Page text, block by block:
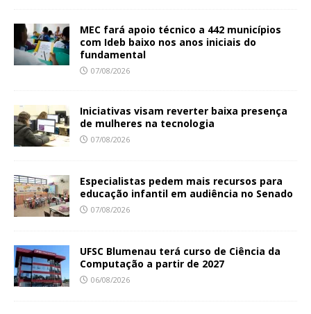
MEC fará apoio técnico a 442 municípios
com Ideb baixo nos anos iniciais do
fundamental
07/08/2026
Iniciativas visam reverter baixa presença
de mulheres na tecnologia
07/08/2026
Especialistas pedem mais recursos para
educação infantil em audiência no Senado
07/08/2026
UFSC Blumenau terá curso de Ciência da
Computação a partir de 2027
06/08/2026